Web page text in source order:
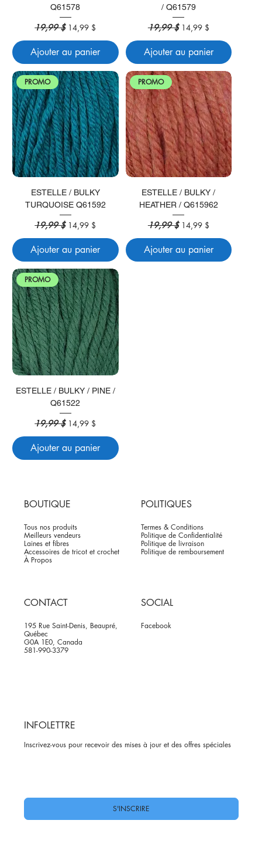
Q61578
Prix original
19,99 $ Prix promotionnel
14,99 $
Ajouter au panier
/ Q61579
Prix original
19,99 $ Prix promotionnel
14,99 $
Ajouter au panier
PROMO
ESTELLE / BULKY
TURQUOISE Q61592
Prix original
19,99 $ Prix promotionnel
14,99 $
Ajouter au panier
PROMO
ESTELLE / BULKY /
HEATHER / Q615962
Prix original
19,99 $ Prix promotionnel
14,99 $
Ajouter au panier
PROMO
ESTELLE / BULKY / PINE /
Q61522
Prix original
19,99 $ Prix promotionnel
14,99 $
Ajouter au panier
BOUTIQUE
Tous nos produits
Meilleurs vendeurs
Laines et fibres
Accessoires de tricot et crochet
À Propos
POLITIQUES
Termes & Conditions
Politique de Confidentialité
Politique de livraison
Politique de remboursement
CONTACT
195 Rue Saint-Denis, Beaupré,
Québec
G0A 1E0, Canada
581-990-3379
SOCIAL
Facebook
INFOLETTRE
Inscrivez-vous pour recevoir des mises à jour et des offres spéciales
S'INSCRIRE